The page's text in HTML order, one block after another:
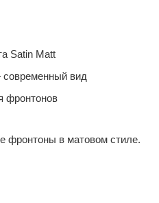
Satin Matt
вид
фронтонов
фронтоны в матовом стиле.